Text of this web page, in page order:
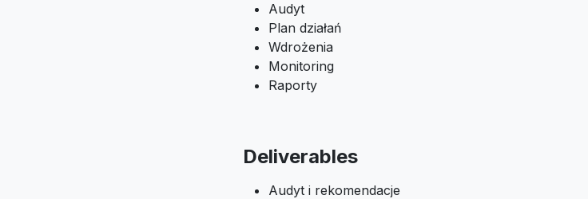
Audyt
Plan działań
Wdrożenia
Monitoring
Raporty
Deliverables
Audyt i rekomendacje